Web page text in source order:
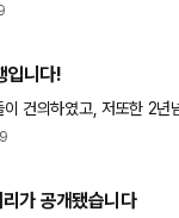
입니다!
이 건의하였고, 저또한 2
커뮤니티도 형성되었죠.
가 공개됐습니다